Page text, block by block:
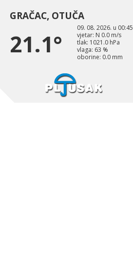
GRAČAC, OTUČA
21.1°
09. 08. 2026. u 00:45
vjetar: N 0.0 m/s
tlak: 1021.0 hPa
vlaga: 63 %
oborine: 0.0 mm